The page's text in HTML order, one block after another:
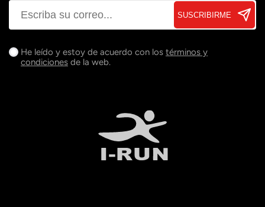
SUSCRIBIRME
He leído y estoy de acuerdo con los términos y
condiciones de la web.